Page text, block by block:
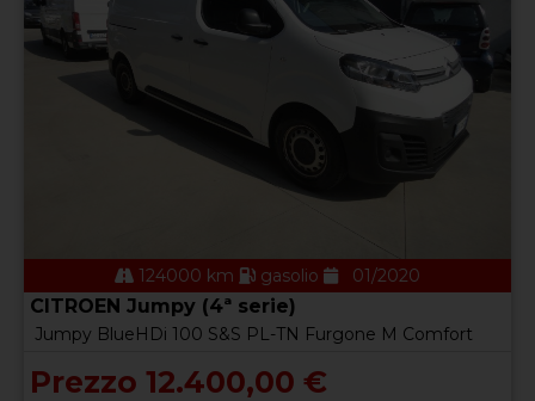
124000 km gasolio 01/2020
CITROEN Jumpy (4ª serie)
Jumpy BlueHDi 100 S&S PL-TN Furgone M Comfort
Prezzo 12.400,00 €